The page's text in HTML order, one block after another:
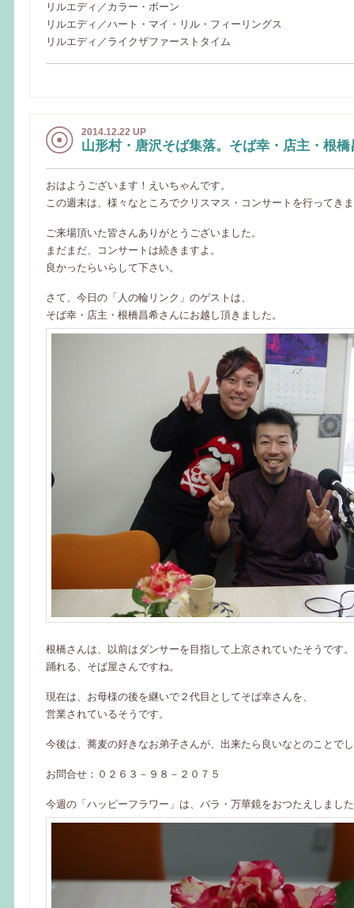
リルエディ／カラー・ボーン
リルエディ／ハート・マイ・リル・フィーリングス
リルエディ／ライクザファーストタイム
2014.12.22 UP
山形村・唐沢そば集落。そば幸・店主・根橋
おはようございます！えいちゃんです。
この週末は、様々なところでクリスマス・コンサートを行ってき
ご来場頂いた皆さんありがとうございました。
まだまだ、コンサートは続きますよ。
良かったらいらして下さい。
さて、今日の「人の輪リンク」のゲストは、
そば幸・店主・根橋昌希さんにお越し頂きました。
根橋さんは、以前はダンサーを目指して上京されていたそうです。
踊れる、そば屋さんですね。
現在は、お母様の後を継いで２代目としてそば幸さんを、
営業されているそうです。
今後は、蕎麦の好きなお弟子さんが、出来たら良いなとのことで
お問合せ：０２６３－９８－２０７５
今週の「ハッピーフラワー」は、バラ・万華鏡をおつたえしまし